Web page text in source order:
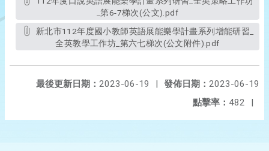
_第6-7梯次(公文).pdf
全英教學工作坊_第六七梯次(公文附件).pdf
發佈日期： 2023-06-19
最後更新日期： 2023-06-19
|
點擊率： 482 |